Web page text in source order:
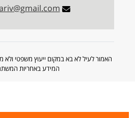
האמור לעיל לא בא במקום ייעוץ משפטי
המידע באחריות